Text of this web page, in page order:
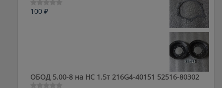
Оценка
100 ₽
ОБОД 5.00-8 на HC 1.5т 216G4-40151 52516-80302